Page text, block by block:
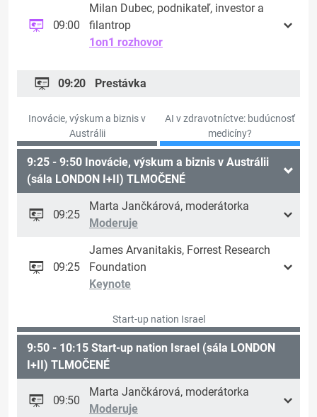
09:00
Milan Dubec, podnikateľ, investor a
filantrop
1on1 rozhovor
09:20 Prestávka
Inovácie, výskum a biznis v
Austrálii
AI v zdravotníctve: budúcnosť
medicíny?
9:25 - 9:50 Inovácie, výskum a biznis v Austrálii
(sála LONDON I+II) TLMOČENÉ
09:25
Marta Jančkárová, moderátorka
Moderuje
09:25
James Arvanitakis, Forrest Research
Foundation
Keynote
Start-up nation Israel
9:50 - 10:15 Start-up nation Israel (sála LONDON
I+II) TLMOČENÉ
09:50
Marta Jančkárová, moderátorka
Moderuje